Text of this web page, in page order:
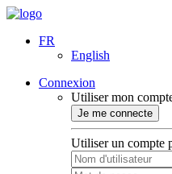
FR
English
Connexion
Utiliser mon
Je me connecte
Utiliser un compte